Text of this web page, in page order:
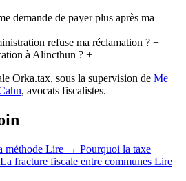
demande de payer plus après ma
refuse ma réclamation ?+
à Alincthun ?+
Orka.tax, sous la supervision de Me
, avocats fiscalistes.
méthode Lire → Pourquoi la taxe
La fracture fiscale entre communes Lire